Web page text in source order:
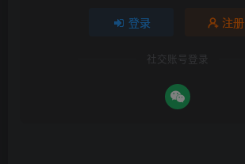
登录 注册
社交账号登录